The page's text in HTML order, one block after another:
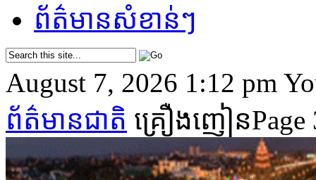
ព័ត៌មាន​សំខាន់ៗ
August 7, 2026 1:12 pm
ព័ត៌មានជាតិ គ្រឿងញៀនPage